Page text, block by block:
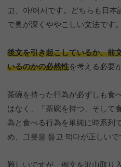
고、아/어서です。どちらも日本
で奥が深くややこしい文法です。
後文を引き起こしているか、前
いるのかの必然性を考える必要
茶碗を持った行為が必ずしも食
はなく、「茶碗を持つ、そして
為と食べる行為を単純に時系列
め、그릇을 들고 먹다が正しいで
難しいですが、例文を沢山取り